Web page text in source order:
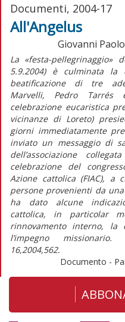
Documenti, 2004-17
All'Angelus
Giovanni
La «festa-pellegrinaggio»
5.9.2004) è culminata
beatificazione di tre
Marvelli, Pedro
celebrazione eucaristica
vicinanze di Loreto)
giorni immediatamente
inviato un messaggio di
dell’associazione
celebrazione del
Azione cattolica (FIAC), a
persone provenienti da
ha dato alcune
cattolica, in particolar
rinnovamento interno,
l’impegno
16,2004,562.
Documento -